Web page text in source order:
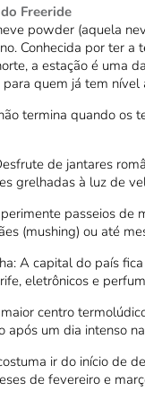
Freeride
powder (aquela
Conhecida por ter
a estação é uma
quem já tem nível
termina quando os
de jantares
grelhadas à luz de
passeios de
(mushing) ou até
A capital do país
eletrônicos e
centro
após um dia intenso
ir do início de
de fevereiro e